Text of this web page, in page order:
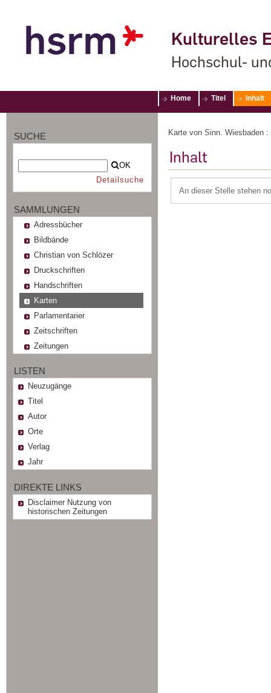
Kulturelles
Hochschul-
Home Titel Inhalt
SUCHE
OK
Detailsuche
SAMMLUNGEN
Adressbücher
Bildbände
Christian von Schlözer
Druckschriften
Handschriften
Karten
Parlamentarier
Zeitschriften
Zeitungen
LISTEN
Neuzugänge
Titel
Autor
Orte
Verlag
Jahr
DIREKTE LINKS
Disclaimer Nutzung von
historischen Zeitungen
Karte von Sinn. Wiesbaden
Inhalt
An dieser Stelle stehen